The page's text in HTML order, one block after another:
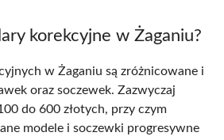
korekcyjne w Żaganiu?
w Żaganiu są zróżnicowane i
oraz soczewek. Zazwyczaj
do 600 złotych, przy czym
modele i soczewki progresywne